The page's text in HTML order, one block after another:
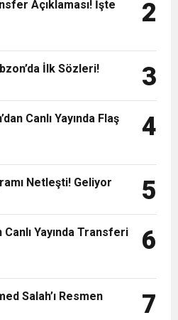
Maliyetini
Açıklaması! İşte
2
İlk Sözleri! 3
Canlı Yayında Flaş
4
Netleşti! Geliyor 5
Yayında Transferi
6
Salah’ı Resmen
7